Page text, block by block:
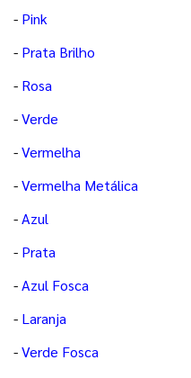
- Pink
- Prata Brilho
- Rosa
-Verde
-Vermelha
-Vermelha Metálica
-Azul
- Prata
-Azul Fosca
- Laranja
-Verde Fosca